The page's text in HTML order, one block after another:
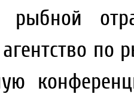
по